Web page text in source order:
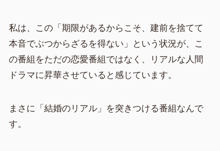
私は、この「期限があるからこそ、建前を捨てて
本音でぶつからざるを得ない」という状況が、こ
の番組をただの恋愛番組ではなく、リアルな人間
ドラマに昇華させていると感じています。
まさに「結婚のリアル」を突きつける番組なんで
す。